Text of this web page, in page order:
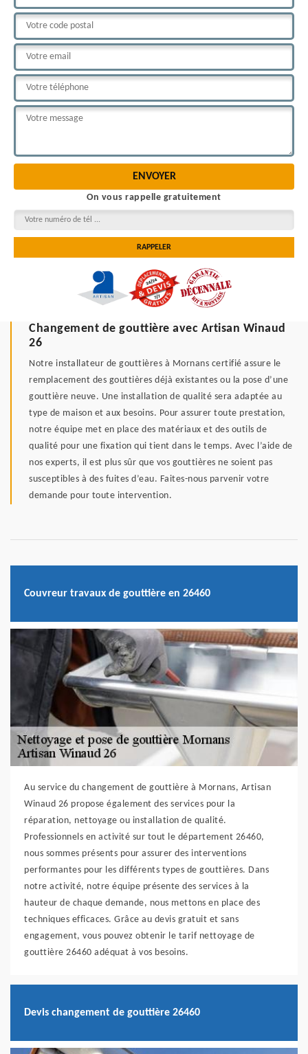
On vous rappelle gratuitement
Changement de gouttière avec Artisan Winaud
26
Notre installateur de gouttières à Mornans certifié assure le
remplacement des gouttières déjà existantes ou la pose d’une
gouttière neuve. Une installation de qualité sera adaptée au
type de maison et aux besoins. Pour assurer toute prestation,
notre équipe met en place des matériaux et des outils de
qualité pour une fixation qui tient dans le temps. Avec l’aide de
nos experts, il est plus sûr que vos gouttières ne soient pas
susceptibles à des fuites d’eau. Faites-nous parvenir votre
demande pour toute intervention.
Couvreur travaux de gouttière en 26460
Au service du changement de gouttière à Mornans, Artisan
Winaud 26 propose également des services pour la
réparation, nettoyage ou installation de qualité.
Professionnels en activité sur tout le département 26460,
nous sommes présents pour assurer des interventions
performantes pour les différents types de gouttières. Dans
notre activité, notre équipe présente des services à la
hauteur de chaque demande, nous mettons en place des
techniques efficaces. Grâce au devis gratuit et sans
engagement, vous pouvez obtenir le tarif nettoyage de
gouttière 26460 adéquat à vos besoins.
Devis changement de gouttière 26460